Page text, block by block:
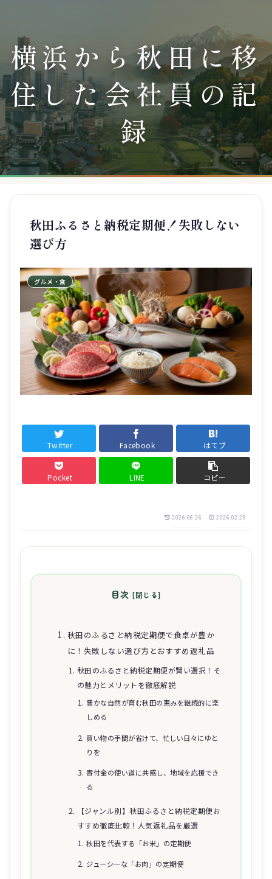
横浜から秋田に移
住した会社員の記
録
秋田ふるさと納税定期便！失敗しない
選び方
グルメ・食
Twitter Facebook はてブ
Pocket LINE コピー
2026.06.26 2026.02.28
目次
秋田のふるさと納税定期便で食卓が豊か
に！失敗しない選び方とおすすめ返礼品
秋田のふるさと納税定期便が賢い選択！そ
の魅力とメリットを徹底解説
豊かな自然が育む秋田の恵みを継続的に楽
しめる
買い物の手間が省けて、忙しい日々にゆと
りを
寄付金の使い道に共感し、地域を応援でき
る
【ジャンル別】秋田ふるさと納税定期便お
すすめ徹底比較！人気返礼品を厳選
秋田を代表する「お米」の定期便
ジューシーな「お肉」の定期便